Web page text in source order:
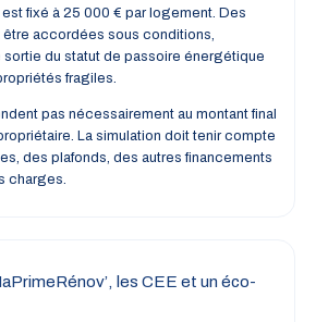
fixé à 25 000 € par logement. Des
accordées sous conditions,
du statut de passoire énergétique
fragiles.
pas nécessairement au montant final
La simulation doit tenir compte
des plafonds, des autres financements
charges.
les CEE et un éco-